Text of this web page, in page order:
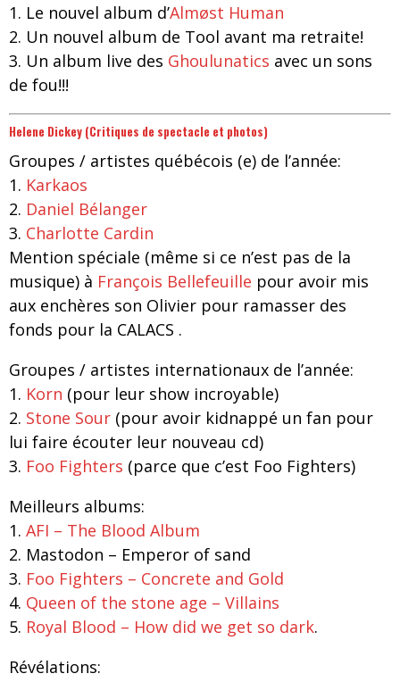
1. Le nouvel album d’Almøst Human
2. Un nouvel album de Tool avant ma retraite!
3. Un album live des Ghoulunatics avec un sons
de fou!!!
Helene Dickey (Critiques de spectacle et photos)
Groupes / artistes québécois (e) de l’année:
1. Karkaos
2. Daniel Bélanger
3. Charlotte Cardin
Mention spéciale (même si ce n’est pas de la
musique) à François Bellefeuille pour avoir mis
aux enchères son Olivier pour ramasser des
fonds pour la CALACS .
Groupes / artistes internationaux de l’année:
1. Korn (pour leur show incroyable)
2. Stone Sour (pour avoir kidnappé un fan pour
lui faire écouter leur nouveau cd)
3. Foo Fighters (parce que c’est Foo Fighters)
Meilleurs albums:
1. AFI – The Blood Album
2. Mastodon – Emperor of sand
3. Foo Fighters – Concrete and Gold
4. Queen of the stone age – Villains
5. Royal Blood – How did we get so dark.
Révélations: